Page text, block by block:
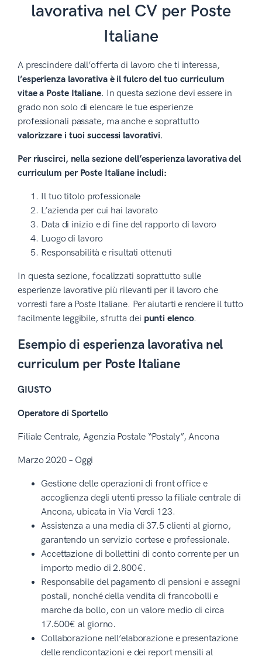
lavorativa nel CV per Poste
Italiane
A prescindere dall’offerta di lavoro che ti interessa,
l’esperienza lavorativa è il fulcro del tuo curriculum
vitae a Poste Italiane. In questa sezione devi essere in
grado non solo di elencare le tue esperienze
professionali passate, ma anche e soprattutto
valorizzare i tuoi successi lavorativi.
Per riuscirci, nella sezione dell’esperienza lavorativa del
curriculum per Poste Italiane includi:
Il tuo titolo professionale
L’azienda per cui hai lavorato
Data di inizio e di fine del rapporto di lavoro
Luogo di lavoro
Responsabilità e risultati ottenuti
In questa sezione, focalizzati soprattutto sulle
esperienze lavorative più rilevanti per il lavoro che
vorresti fare a Poste Italiane. Per aiutarti e rendere il tutto
facilmente leggibile, sfrutta dei punti elenco.
Esempio di esperienza lavorativa nel
curriculum per Poste Italiane
GIUSTO
Operatore di Sportello
Filiale Centrale, Agenzia Postale “Postaly”, Ancona
Marzo 2020 – Oggi
Gestione delle operazioni di front office e
accoglienza degli utenti presso la filiale centrale di
Ancona, ubicata in Via Verdi 123.
Assistenza a una media di 37.5 clienti al giorno,
garantendo un servizio cortese e professionale.
Accettazione di bollettini di conto corrente per un
importo medio di 2.800€.
Responsabile del pagamento di pensioni e assegni
postali, nonché della vendita di francobolli e
marche da bollo, con un valore medio di circa
17.500€ al giorno.
Collaborazione nell’elaborazione e presentazione
delle rendicontazioni e dei report mensili al